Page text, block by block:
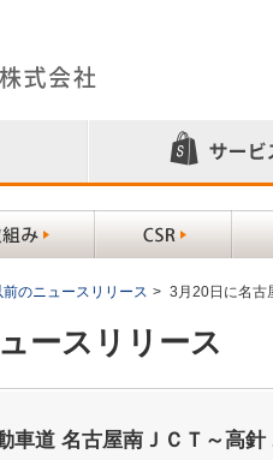
のニュースリリース > 3月20日に名古
ースリリース
車道 名古屋南ＪＣＴ～高